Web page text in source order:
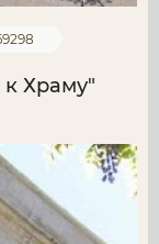
к Храму"